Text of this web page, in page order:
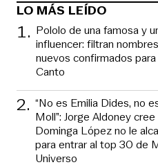
LO MÁS LEÍDO
1. Pololo de una famosa y
influencer: filtran
nuevos confirmados
Canto
2. “No es Emilia Dides, no
Moll”: Jorge Aldoney
Dominga López no le
para entrar al top 30 de
Universo